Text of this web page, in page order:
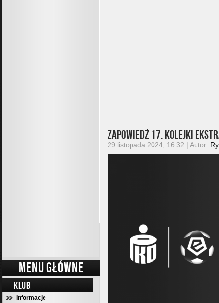
MENU GŁÓWNE
KLUB
Informacje
Zapowiedź 17. kolejki
29 listopada 2024, 16:32 | Autor: